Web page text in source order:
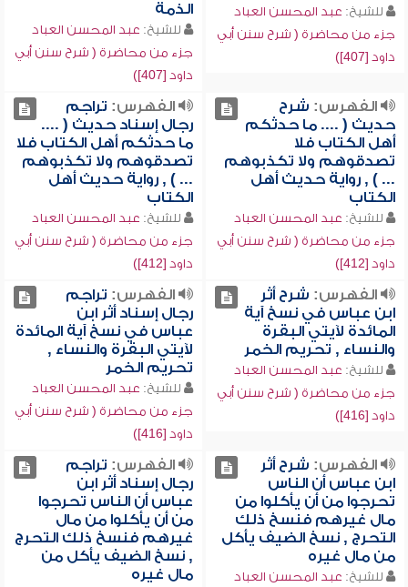
للشيخ: عبد المحسن العباد
جزء من محاضرة ( شرح سنن أبي
داود [407])
الذمة
للشيخ: عبد المحسن العباد
جزء من محاضرة ( شرح سنن أبي
داود [407])
الفهرس: شرح
حديث ( .... ما حدثكم
أهل الكتاب فلا
تصدقوهم ولا تكذبوهم
... ) , رواية حديث أهل
الكتاب
للشيخ: عبد المحسن العباد
جزء من محاضرة ( شرح سنن أبي
داود [412])
الفهرس: تراجم
رجال إسناد حديث ( ....
ما حدثكم أهل الكتاب فلا
تصدقوهم ولا تكذبوهم
... ) , رواية حديث أهل
الكتاب
للشيخ: عبد المحسن العباد
جزء من محاضرة ( شرح سنن أبي
داود [412])
الفهرس: شرح أثر
ابن عباس في نسخ آية
المائدة لآيتي البقرة
والنساء , تحريم الخمر
للشيخ: عبد المحسن العباد
جزء من محاضرة ( شرح سنن أبي
داود [416])
الفهرس: تراجم
رجال إسناد أثر ابن
عباس في نسخ آية المائدة
لآيتي البقرة والنساء ,
تحريم الخمر
للشيخ: عبد المحسن العباد
جزء من محاضرة ( شرح سنن أبي
داود [416])
الفهرس: شرح أثر
ابن عباس أن الناس
تحرجوا من أن يأكلوا من
مال غيرهم فنسخ ذلك
التحرج , نسخ الضيف يأكل
من مال غيره
للشيخ: عبد المحسن العباد
الفهرس: تراجم
رجال إسناد أثر ابن
عباس أن الناس تحرجوا
من أن يأكلوا من مال
غيرهم فنسخ ذلك التحرج
, نسخ الضيف يأكل من
مال غيره